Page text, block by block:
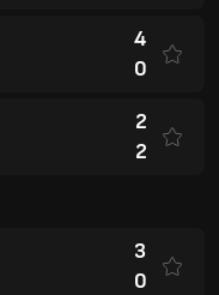
4
0
2
2
3
0